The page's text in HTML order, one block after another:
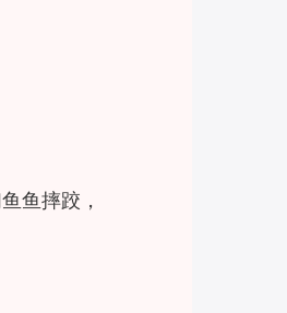
鱼摔跤，